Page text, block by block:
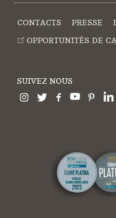
CONTACTS PRESSE
OPPORTUNITÉS DE
SUIVEZ NOUS